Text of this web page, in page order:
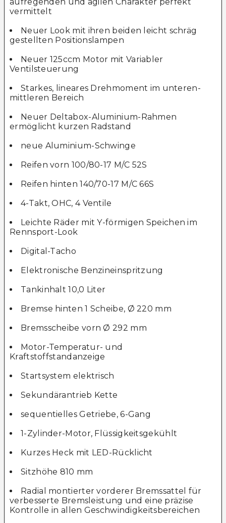
aufregenden und agilen Charakter perfekt
vermittelt
Neuer Look mit ihren beiden leicht schräg
gestellten Positionslampen
Neuer 125ccm Motor mit Variabler
Ventilsteuerung
Starkes, lineares Drehmoment im unteren-
mittleren Bereich
Neuer Deltabox-Aluminium-Rahmen
ermöglicht kurzen Radstand
neue Aluminium-Schwinge
Reifen vorn 100/80-17 M/C 52S
Reifen hinten 140/70-17 M/C 66S
4-Takt, OHC, 4 Ventile
Leichte Räder mit Y-förmigen Speichen im
Rennsport-Look
Digital-Tacho
Elektronische Benzineinspritzung
Tankinhalt 10,0 Liter
Bremse hinten 1 Scheibe, Ø 220 mm
Bremsscheibe vorn Ø 292 mm
Motor-Temperatur- und
Kraftstoffstandanzeige
Startsystem elektrisch
Sekundärantrieb Kette
sequentielles Getriebe, 6-Gang
1-Zylinder-Motor, Flüssigkeitsgekühlt
Kurzes Heck mit LED-Rücklicht
Sitzhöhe 810 mm
Radial montierter vorderer Bremssattel für
verbesserte Bremsleistung und eine präzise
Kontrolle in allen Geschwindigkeitsbereichen